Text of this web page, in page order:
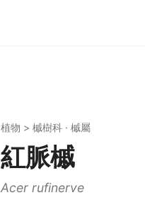
植物 > 槭樹科 · 槭屬
紅脈槭
Acer rufinerve